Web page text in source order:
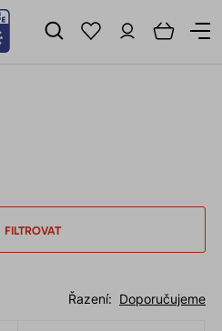
FILTROVAT
Doporučujeme
Řazení: